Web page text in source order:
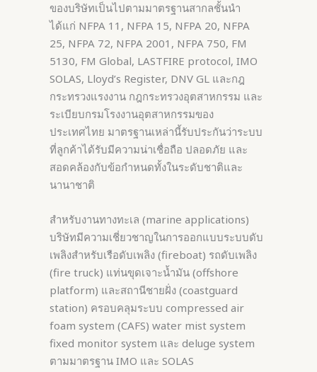
ของบริษัทเป็นไปตามมาตรฐานสากลชั้นนำ
ได้แก่ NFPA 11, NFPA 15, NFPA 20, NFPA
25, NFPA 72, NFPA 2001, NFPA 750, FM
5130, FM Global, LASTFIRE protocol, IMO
SOLAS, Lloyd’s Register, DNV GL และกฎ
กระทรวงแรงงาน กฎกระทรวงอุตสาหกรรม และ
ระเบียบกรมโรงงานอุตสาหกรรมของ
ประเทศไทย มาตรฐานเหล่านี้รับประกันว่าระบบ
ที่ลูกค้าได้รับมีความน่าเชื่อถือ ปลอดภัย และ
สอดคล้องกับข้อกำหนดทั้งในระดับชาติและ
นานาชาติ
สำหรับงานทางทะเล (marine applications)
บริษัทมีความเชี่ยวชาญในการออกแบบระบบดับ
เพลิงสำหรับเรือดับเพลิง (fireboat) รถดับเพลิง
(fire truck) แท่นขุดเจาะน้ำมัน (offshore
platform) และสถานีชายฝั่ง (coastguard
station) ครอบคลุมระบบ compressed air
foam system (CAFS) water mist system
fixed monitor system และ deluge system
ตามมาตรฐาน IMO และ SOLAS